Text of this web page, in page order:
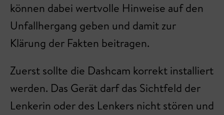
können dabei wertvolle Hinweise auf den
Unfallhergang geben und damit zur
Klärung der Fakten beitragen.
Zuerst sollte die Dashcam korrekt installiert
werden. Das Gerät darf das Sichtfeld der
Lenkerin oder des Lenkers nicht stören und